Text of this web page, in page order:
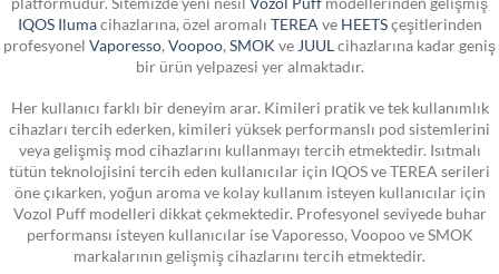
IQOS Ilumacihazlarına, özel aromalı TEREA ve HEETSçeşitlerinden
profesyonel Vaporesso Voopoo SMOK ve JUUL cihazlarına kadar geniş
bir ürün yelpazesi yer almaktadır.
Her kullanıcı farklı bir deneyim arar. Kimileri pratik ve tek kullanımlık
cihazları tercih ederken, kimileri yüksek performanslı pod sistemlerini
veya gelişmiş mod cihazlarını kullanmayı tercih etmektedir. Isıtmalı
tütün teknolojisini tercih eden kullanıcılar için IQOS ve TEREA serileri
öne çıkarken, yoğun aroma ve kolay kullanım isteyen kullanıcılar için
Vozol Puff modelleri dikkat çekmektedir. Profesyonel seviyede buhar
performansı isteyen kullanıcılar ise Vaporesso, Voopoo ve SMOK
markalarının gelişmiş cihazlarını tercih etmektedir.